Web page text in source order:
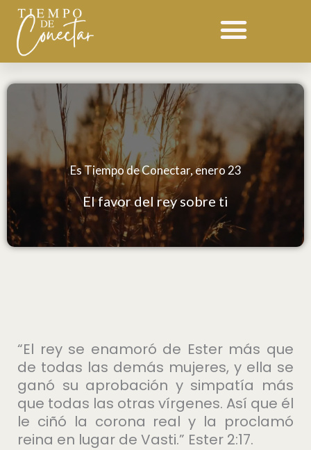
contenido
Es Tiempo de Conectar, enero 23
El favor del rey sobre ti
“El rey se enamoró de Ester más que
de todas las demás mujeres, y ella se
ganó su aprobación y simpatía más
que todas las otras vírgenes. Así que él
le ciñó la corona real y la proclamó
reina en lugar de Vasti.” Ester 2:17.